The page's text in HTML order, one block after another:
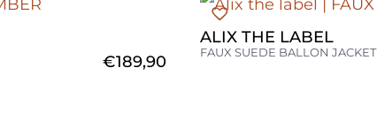
€189,90
ALIX THE LABEL
FAUX SUEDE BALLON JACKET